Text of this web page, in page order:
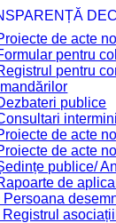
de acte
pentru
pentru
publice
de acte
de acte
publice/
de
Persoana
Registrul